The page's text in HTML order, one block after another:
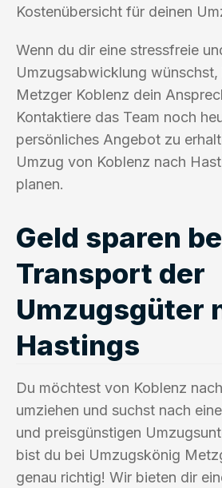
Kostenübersicht für deinen
Wenn du dir eine stressfreie
Umzugsabwicklung
Metzger Koblenz dein
Kontaktiere das Team noch
persönliches Angebot zu
Umzug von Koblenz nach
planen.
Geld sparen
Transport der
Umzugsgüter
Hastings
Du möchtest von Koblenz
umziehen und suchst nach
und preisgünstigen
bist du bei Umzugskönig
genau richtig! Wir bieten dir